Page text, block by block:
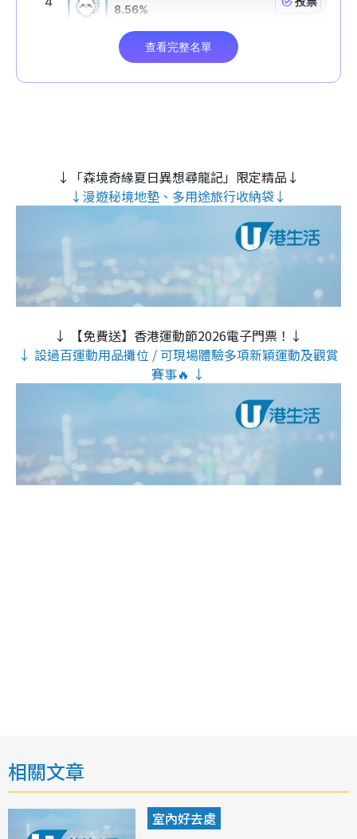
↓「森境奇緣夏日異想尋龍記」限定精品↓
↓漫遊秘境地墊、多用途旅行收納袋↓
↓ 【免費送】香港運動節2026電子門票！↓
↓ 設過百運動用品攤位 / 可現場體驗多項新穎運動及觀賞
賽事🔥 ↓
相關文章
室內好去處